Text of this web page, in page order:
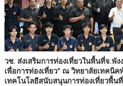
วช. ส่งเสริมการท่องเที่ยวในพื้นที่จ.พัง
เพื่อการท่องเที่ยว” ณ วิทยาลัยเทคนิค
เทคโนโลยีสนับสนุนการท่องเที่ยวพื้นที่